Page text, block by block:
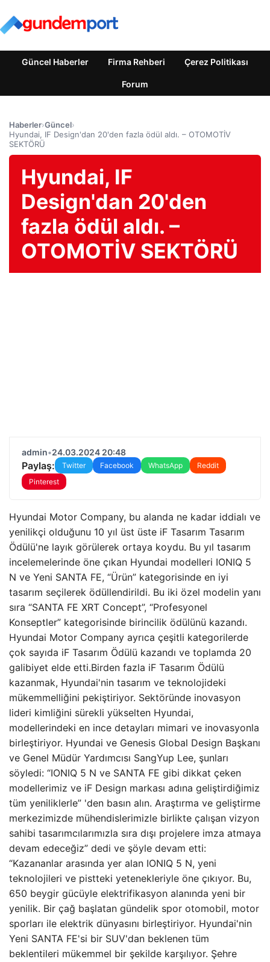
Güncel Haberler Firma Rehberi Çerez Politikası
Forum
Haberler›Güncel›
Hyundai, IF Design'dan 20'den fazla ödül aldı. – OTOMOTİV
SEKTÖRÜ
Hyundai, IF
Design'dan 20'den
fazla ödül aldı. –
OTOMOTİV SEKTÖRÜ
admin•24.03.2024 20:48
Paylaş: Twitter Facebook WhatsApp
Reddit
Pinterest
Hyundai Motor Company, bu alanda ne kadar iddialı ve
yenilikçi olduğunu 10 yıl üst üste iF Tasarım Tasarım
Ödülü'ne layık görülerek ortaya koydu. Bu yıl tasarım
incelemelerinde öne çıkan Hyundai modelleri IONIQ 5
N ve Yeni SANTA FE, “Ürün” kategorisinde en iyi
tasarım seçilerek ödüllendirildi. Bu iki özel modelin yanı
sıra “SANTA FE XRT Concept”, “Profesyonel
Konseptler” kategorisinde birincilik ödülünü kazandı.
Hyundai Motor Company ayrıca çeşitli kategorilerde
çok sayıda iF Tasarım Ödülü kazandı ve toplamda 20
galibiyet elde etti.Birden fazla iF Tasarım Ödülü
kazanmak, Hyundai'nin tasarım ve teknolojideki
mükemmelliğini pekiştiriyor. Sektöründe inovasyon
lideri kimliğini sürekli yükselten Hyundai,
modellerindeki en ince detayları mimari ve inovasyonla
birleştiriyor. Hyundai ve Genesis Global Design Başkanı
ve Genel Müdür Yardımcısı SangYup Lee, şunları
söyledi: “IONIQ 5 N ve SANTA FE gibi dikkat çeken
modellerimiz ve iF Design markası adına geliştirdiğimiz
tüm yeniliklerle” 'den basın alın. Araştırma ve geliştirme
merkezimizde mühendislerimizle birlikte çalışan vizyon
sahibi tasarımcılarımızla sıra dışı projelere imza atmaya
devam edeceğiz” dedi ve şöyle devam etti:
“Kazananlar arasında yer alan IONIQ 5 N, yeni
teknolojileri ve pistteki yetenekleriyle öne çıkıyor. Bu,
650 beygir gücüyle elektrifikasyon alanında yeni bir
yenilik. Bir çağ başlatan gündelik spor otomobil, motor
sporları ile elektrik dünyasını birleştiriyor. Hyundai'nin
Yeni SANTA FE'si bir SUV'dan beklenen tüm
beklentileri mükemmel bir şekilde karşılıyor. Şehre